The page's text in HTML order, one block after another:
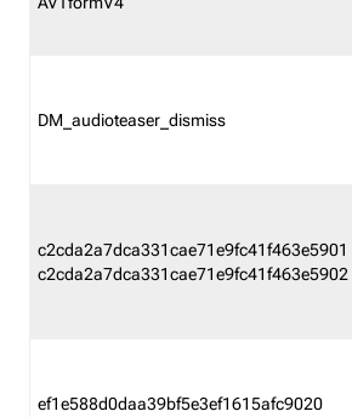
DM_audioteaser_dismiss
c2cda2a7dca331cae71e9fc41f463e5901
c2cda2a7dca331cae71e9fc41f463e5902
ef1e588d0daa39bf5e3ef1615afc9020